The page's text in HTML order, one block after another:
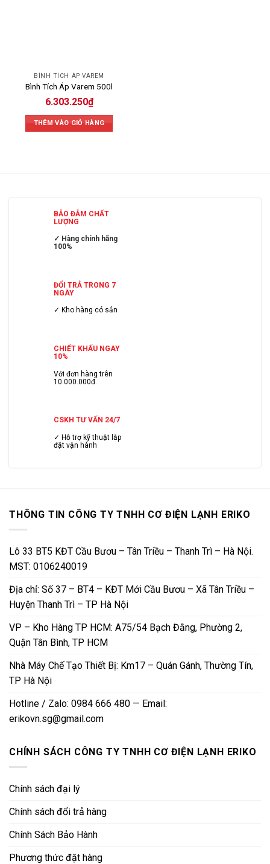
BÌNH TÍCH ÁP VAREM
Bình Tích Áp Varem 500l
6.303.250₫
THÊM VÀO GIỎ HÀNG
BẢO ĐẢM CHẤT
LƯỢNG
✓ Hàng chính hãng
100%
ĐỔI TRẢ TRONG 7
NGÀY
✓ Kho hàng có sẳn
CHIẾT KHẤU NGAY
10%
Với đơn hàng trên
10.000.000đ.
CSKH TƯ VẤN 24/7
✓ Hỗ trợ kỹ thuật lắp
đặt vận hành
THÔNG TIN CÔNG TY TNHH CƠ ĐIỆN LẠNH ERIKO
Lô 33 BT5 KĐT Cầu Bươu – Tân Triều – Thanh Trì – Hà Nội.
MST: 0106240019
Địa chỉ: Số 37 – BT4 – KĐT Mới Cầu Bươu – Xã Tân Triều –
Huyện Thanh Trì – TP Hà Nội
VP – Kho Hàng TP HCM: A75/54 Bạch Đằng, Phường 2,
Quận Tân Bình, TP HCM
Nhà Máy Chế Tạo Thiết Bị: Km17 – Quán Gánh, Thường Tín,
TP Hà Nội
Hotline / Zalo: 0984 666 480 — Email:
erikovn.sg@gmail.com
CHÍNH SÁCH CÔNG TY TNHH CƠ ĐIỆN LẠNH ERIKO
Chính sách đại lý
Chính sách đổi trả hàng
Chính Sách Bảo Hành
Phương thức đặt hàng